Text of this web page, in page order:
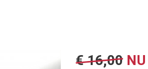
€ 16,00 NU